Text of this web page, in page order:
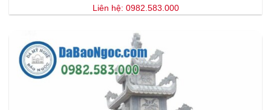
Liên hệ: 0982.583.000